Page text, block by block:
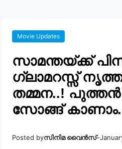
Movie Updates
സാമന്തയ്ക്ക്
ഗ്ലാമറസ്സ്
തമ്മന..!
സോങ്ങ്
Posted byസിനിമ വൈൻസ്–